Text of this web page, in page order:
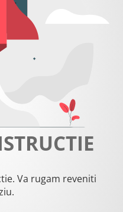
Va rugam reveniti